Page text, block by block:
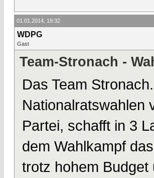
01.01.2014, 19:32
WDPG
Gast
Team-Stronach -
Das Team
Nationalratswahlen
Partei, schafft in 3
dem Wahlkampf
trotz hohem